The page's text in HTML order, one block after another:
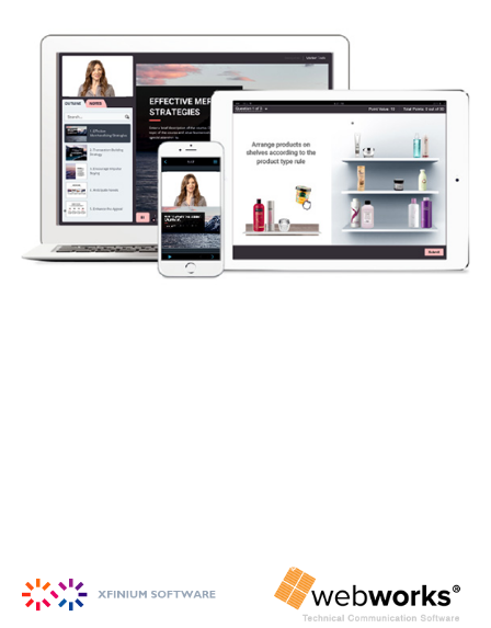
PowerPoint から HTML5 形式の e ラ
ーニング コンテンツを作成